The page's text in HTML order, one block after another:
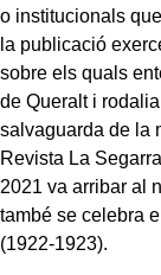
o institucionals
la publicació
sobre els quals
de Queralt i
salvaguarda de la
Revista La
2021 va arribar al
també se celebra
(1922-1923).